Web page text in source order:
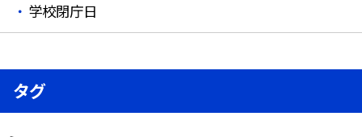
学校閉庁日
タグ